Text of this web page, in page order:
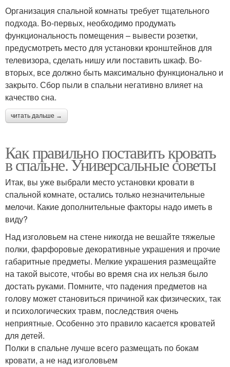
Организация спальной комнаты требует тщательного
подхода. Во-первых, необходимо продумать
функциональность помещения – вывести розетки,
предусмотреть место для установки кронштейнов для
телевизора, сделать нишу или поставить шкаф. Во-
вторых, все должно быть максимально функционально и
закрыто. Сбор пыли в спальни негативно влияет на
качество сна.
читать дальше →
Как правильно поставить кровать
в спальне. Универсальные советы
Итак, вы уже выбрали место установки кровати в
спальной комнате, остались только незначительные
мелочи. Какие дополнительные факторы надо иметь в
виду?
Над изголовьем на стене никогда не вешайте тяжелые
полки, фарфоровые декоративные украшения и прочие
габаритные предметы. Мелкие украшения размещайте
на такой высоте, чтобы во время сна их нельзя было
достать руками. Помните, что падения предметов на
голову может становиться причиной как физических, так
и психологических травм, последствия очень
неприятные. Особенно это правило касается кроватей
для детей.
Полки в спальне лучше всего размещать по бокам
кровати, а не над изголовьем